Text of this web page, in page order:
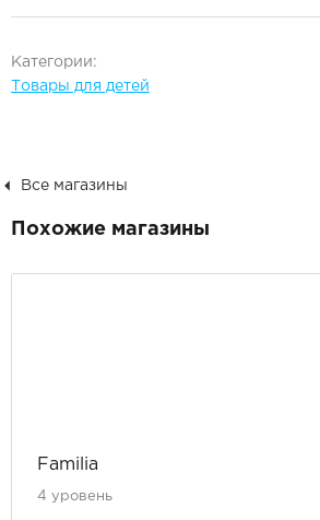
Категории:
Товары для детей
Все магазины
Похожие магазины
Familia
4 уровень